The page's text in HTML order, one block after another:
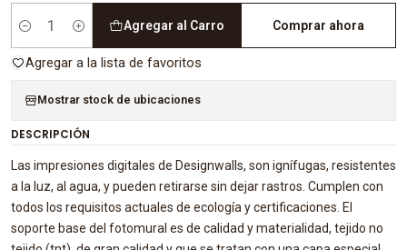
Cantidad
Agregar al Carro Comprar ahora
Agregar a la lista de favoritos
Mostrar stock de ubicaciones
DESCRIPCIÓN
Las impresiones digitales de Designwalls, son ignífugas, resistentes
a la luz, al agua, y pueden retirarse sin dejar rastros. Cumplen con
todos los requisitos actuales de ecología y certificaciones. El
soporte base del fotomural es de calidad y materialidad, tejido no